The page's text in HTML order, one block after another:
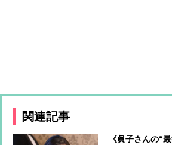
関連記事
《眞子さんの“